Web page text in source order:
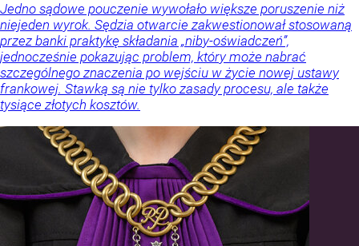
Jedno sądowe pouczenie wywołało większe poruszenie niż
niejeden wyrok. Sędzia otwarcie zakwestionował stosowaną
przez banki praktykę składania „niby-oświadczeń”,
jednocześnie pokazując problem, który może nabrać
szczególnego znaczenia po wejściu w życie nowej ustawy
frankowej. Stawką są nie tylko zasady procesu, ale także
tysiące złotych kosztów.